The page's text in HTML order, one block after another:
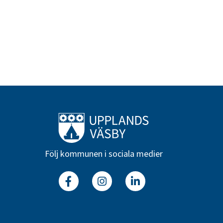
Till startsidan
Följ kommunen i sociala medier
FacebookInstagramLinkedin